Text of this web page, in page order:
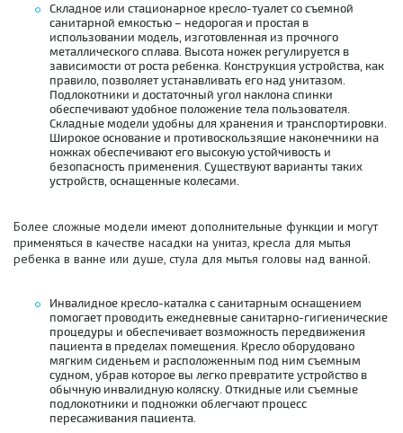
Складное или стационарное кресло-туалет со съемной
санитарной емкостью – недорогая и простая в
использовании модель, изготовленная из прочного
металлического сплава. Высота ножек регулируется в
зависимости от роста ребенка. Конструкция устройства, как
правило, позволяет устанавливать его над унитазом.
Подлокотники и достаточный угол наклона спинки
обеспечивают удобное положение тела пользователя.
Складные модели удобны для хранения и транспортировки.
Широкое основание и противоскользящие наконечники на
ножках обеспечивают его высокую устойчивость и
безопасность применения. Существуют варианты таких
устройств, оснащенные колесами.
Более сложные модели имеют дополнительные функции и могут
применяться в качестве насадки на унитаз, кресла для мытья
ребенка в ванне или душе, стула для мытья головы над ванной.
Инвалидное кресло-каталка с санитарным оснащением
помогает проводить ежедневные санитарно-гигиенические
процедуры и обеспечивает возможность передвижения
пациента в пределах помещения. Кресло оборудовано
мягким сиденьем и расположенным под ним съемным
судном, убрав которое вы легко превратите устройство в
обычную инвалидную коляску. Откидные или съемные
подлокотники и подножки облегчают процесс
пересаживания пациента.